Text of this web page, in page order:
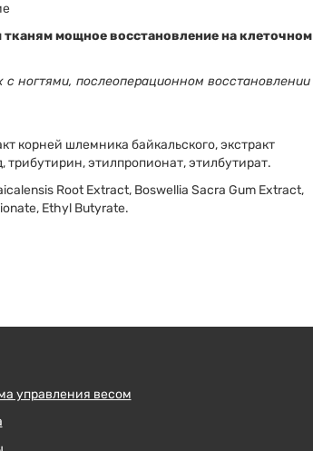
мощное восстановление на клеточном
ногтями, послеоперационном восстановлении
корней шлемника байкальского, экстракт
этилпропионат, этилбутират.
Root Extract, Boswellia Sacra Gum Extract,
Ethyl Butyrate.
управления весом